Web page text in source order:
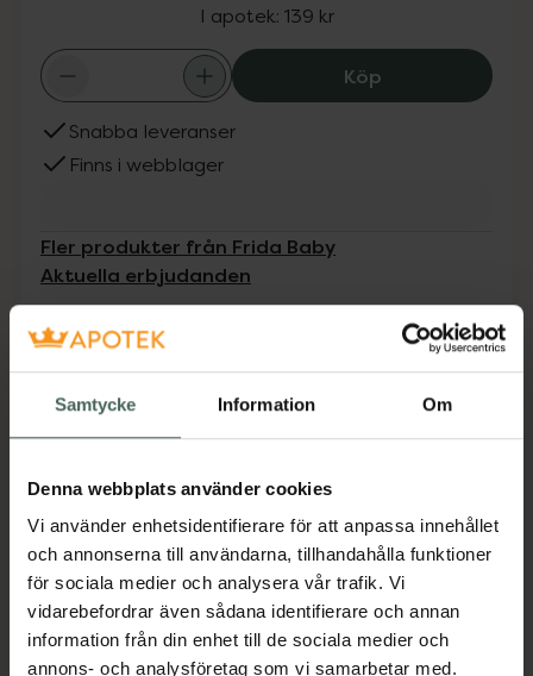
Samtycke Information Om
Denna webbplats använder cookies
Vi använder enhetsidentifierare för att anpassa innehållet
och annonserna till användarna, tillhandahålla funktioner
för sociala medier och analysera vår trafik. Vi
vidarebefordrar även sådana identifierare och annan
information från din enhet till de sociala medier och
annons- och analysföretag som vi samarbetar med.
I apotek: 139 kr
KöpFrida Baby
Snabba leveranser
Finns i webblager
Fler produkter från Frida Baby
Aktuella erbjudanden
Beskrivning Dölj
Mjuk borste för enhandsborstning, följer
barnets huvud
Jämförpris 139 kr/st
EAN:01220000221215
Kategorier:
Barn och föräldrarHårvård för barn